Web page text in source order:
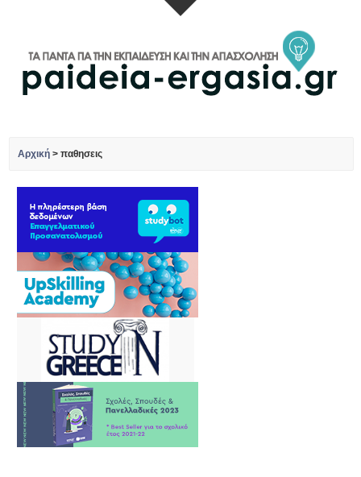
Αρχική >παθησεις